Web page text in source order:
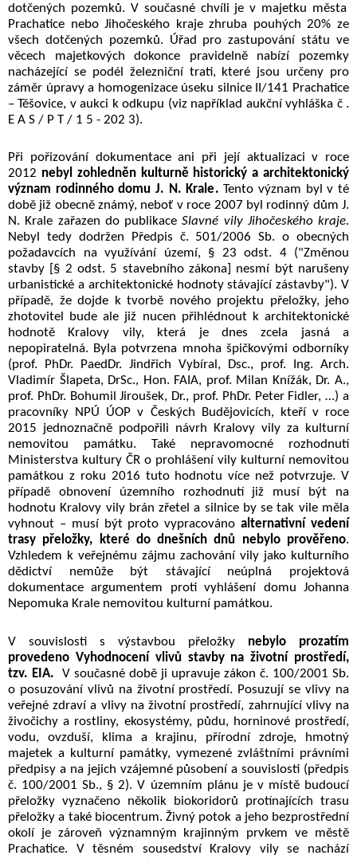
dotčených pozemků. V současné chvíli je v majetku města
Prachatice nebo Jihočeského kraje zhruba pouhých 20% ze
všech dotčených pozemků. Úřad pro zastupování státu ve
věcech majetkových dokonce pravidelně nabízí pozemky
nacházející se podél železniční trati, které jsou určeny pro
záměr úpravy a homogenizace úseku silnice II/141 Prachatice
– Těšovice, v aukci k odkupu (viz například aukční vyhláška č .
E A S / P T / 1 5 - 202 3).
Při pořizování dokumentace ani při její aktualizaci v roce
2012 nebyl zohledněn kulturně historický a architektonický
význam rodinného domu J. N. Krale.Tento význam byl v té
době již obecně známý, neboť v roce 2007 byl rodinný dům J.
N. Krale zařazen do publikaceSlavné vily Jihočeského kraje.
Nebyl tedy dodržen Předpis č. 501/2006 Sb. o obecných
požadavcích na využívání území, § 23 odst. 4 ("Změnou
stavby [§ 2 odst. 5 stavebního zákona] nesmí být narušeny
urbanistické a architektonické hodnoty stávající zástavby"). V
případě, že dojde k tvorbě nového projektu přeložky, jeho
zhotovitel bude ale již nucen přihlédnout k architektonické
hodnotě Kralovy vily, která je dnes zcela jasná a
nepopiratelná. Byla potvrzena mnoha špičkovými odborníky
(prof. PhDr. PaedDr. Jindřich Vybíral, Dsc., prof. Ing. Arch.
Vladimír Šlapeta, DrSc., Hon. FAIA, prof. Milan Knížák, Dr. A.,
prof. PhDr. Bohumil Jiroušek, Dr., prof. PhDr. Peter Fidler, …) a
pracovníky NPÚ ÚOP v Českých Budějovicích, kteří v roce
2015 jednoznačně podpořili návrh Kralovy vily za kulturní
nemovitou památku. Také nepravomocné rozhodnutí
Ministerstva kultury ČR o prohlášení vily kulturní nemovitou
památkou z roku 2016 tuto hodnotu více než potvrzuje. V
případě obnovení územního rozhodnutí již musí být na
hodnotu Kralovy vily brán zřetel a silnice by se tak vile měla
vyhnout – musí být proto vypracovánoalternativní vedení
trasy přeložky, které do dnešních dnů nebylo prověřeno.
Vzhledem k veřejnému zájmu zachování vily jako kulturního
dědictví nemůže být stávající neúplná projektová
dokumentace argumentem proti vyhlášení domu Johanna
Nepomuka Krale nemovitou kulturní památkou.
V souvislosti s výstavbou přeložky nebylo prozatím
provedeno Vyhodnocení vlivů stavby na životní prostředí,
tzv. EIA. V současné době ji upravuje zákon č. 100/2001 Sb.
o posuzování vlivů na životní prostředí. Posuzují se vlivy na
veřejné zdraví a vlivy na životní prostředí, zahrnující vlivy na
živočichy a rostliny, ekosystémy, půdu, horninové prostředí,
vodu, ovzduší, klima a krajinu, přírodní zdroje, hmotný
majetek a kulturní památky, vymezené zvláštními právními
předpisy a na jejich vzájemné působení a souvislosti (předpis
č. 100/2001 Sb., § 2). V územním plánu je v místě budoucí
přeložky vyznačeno několik biokoridorů protínajících trasu
přeložky a také biocentrum. Živný potok a jeho bezprostřední
okolíje zároveň významným krajinným prvkem ve městě
Prachatice. V těsném sousedství Kralovy vily se nachází